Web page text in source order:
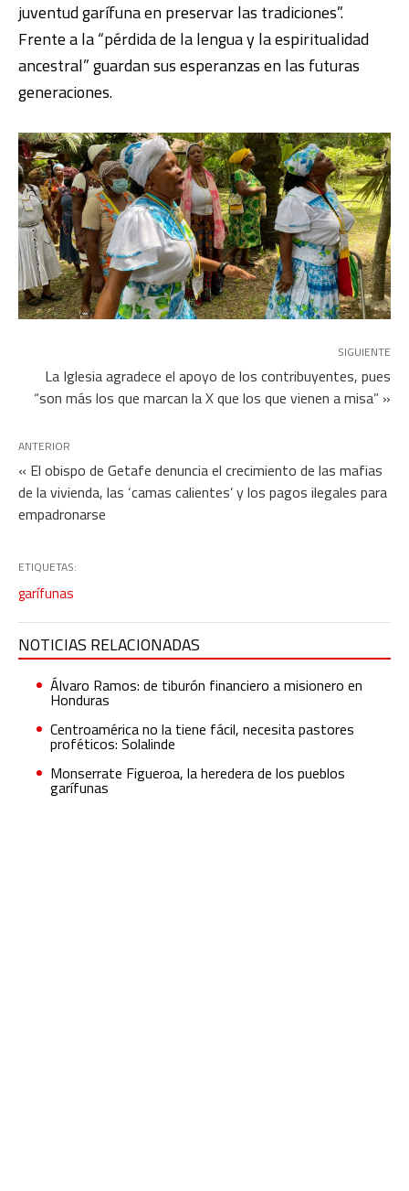
juventud garífuna en preservar las tradiciones”.
Frente a la “pérdida de la lengua y la espiritualidad
ancestral” guardan sus esperanzas en las futuras
generaciones.
SIGUIENTE
La Iglesia agradece el apoyo de los contribuyentes, pues
“son más los que marcan la X que los que vienen a misa” »
ANTERIOR
« El obispo de Getafe denuncia el crecimiento de las mafias
de la vivienda, las ‘camas calientes’ y los pagos ilegales para
empadronarse
ETIQUETAS:
garífunas
NOTICIAS RELACIONADAS
Álvaro Ramos: de tiburón financiero a misionero en
Honduras
Centroamérica no la tiene fácil, necesita pastores
proféticos: Solalinde
Monserrate Figueroa, la heredera de los pueblos
garífunas